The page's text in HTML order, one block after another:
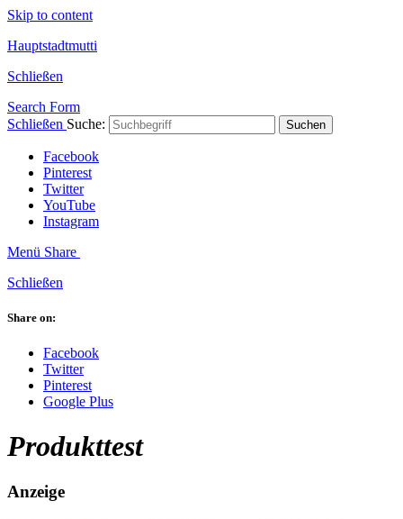
Skip to content
Hauptstadtmutti
Schließen
Search Form
Schließen Suche: Suchen
Facebook
Pinterest
Twitter
YouTube
Instagram
Menü Share
Schließen
Share on:
Facebook
Twitter
Pinterest
Google Plus
Produkttest
Anzeige